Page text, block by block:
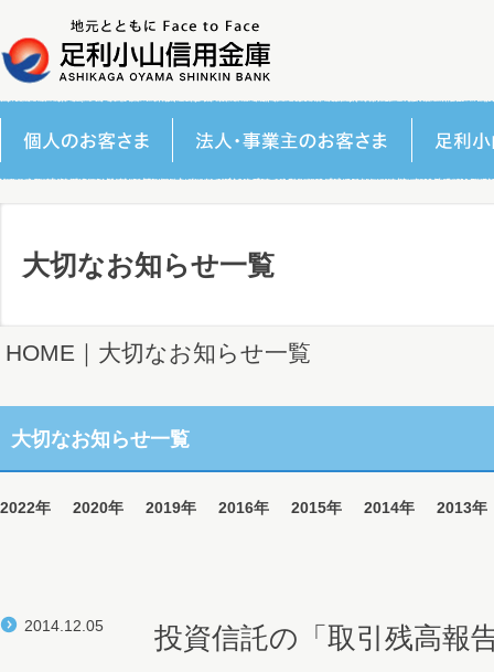
大切なお知らせ一覧
HOME ｜大切なお知らせ一覧
大切なお知らせ一覧
2022年 2020年 2019年 2016年 2015年 2014年 2013年
2014.12.05
投資信託の「取引残高報